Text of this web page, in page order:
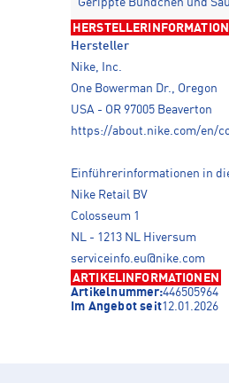
Gerippte Bündchen und
Hersteller
Nike, Inc.
One Bowerman Dr., Oregon
USA - OR 97005 Beaverton
https://about.nike.com/en/
Einführerinformationen in
Nike Retail BV
Colosseum 1
NL - 1213 NL Hiversum
serviceinfo.eu@nike.com
ARTIKELINFORMATIONEN
Artikelnummer:446505964
Im Angebot seit12.01.2026